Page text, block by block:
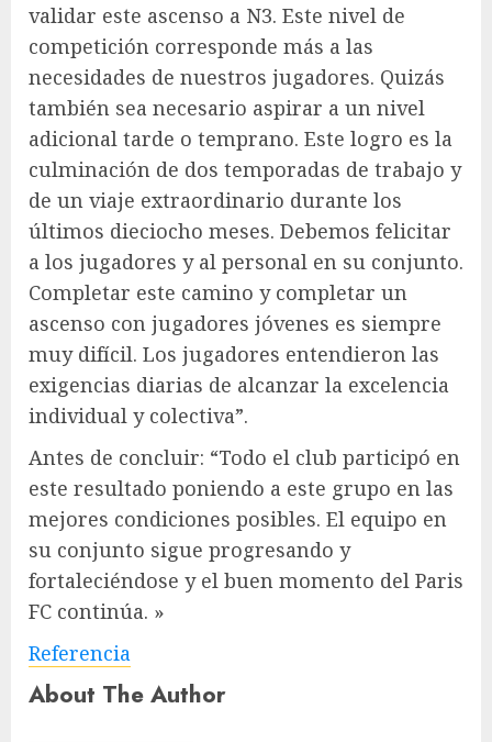
validar este ascenso a N3. Este nivel de
competición corresponde más a las
necesidades de nuestros jugadores. Quizás
también sea necesario aspirar a un nivel
adicional tarde o temprano. Este logro es la
culminación de dos temporadas de trabajo y
de un viaje extraordinario durante los
últimos dieciocho meses. Debemos felicitar
a los jugadores y al personal en su conjunto.
Completar este camino y completar un
ascenso con jugadores jóvenes es siempre
muy difícil. Los jugadores entendieron las
exigencias diarias de alcanzar la excelencia
individual y colectiva”.
Antes de concluir: “Todo el club participó en
este resultado poniendo a este grupo en las
mejores condiciones posibles. El equipo en
su conjunto sigue progresando y
fortaleciéndose y el buen momento del Paris
FC continúa. »
Referencia
About The Author